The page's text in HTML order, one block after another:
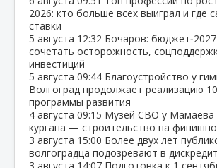
2026: кто больше всех выиграл и где
ставки
5 августа 12:32 Бочаров:
сочетать осторожность,
инвестиций
5 августа 09:44 Благоустройство у
Волгоград продолжает реализацию
программы развития
4 августа 09:15 Музей СВО у Мамаева
кургана — строительство на
3 августа 15:00 Более двух лет
волгоградца подозревают в